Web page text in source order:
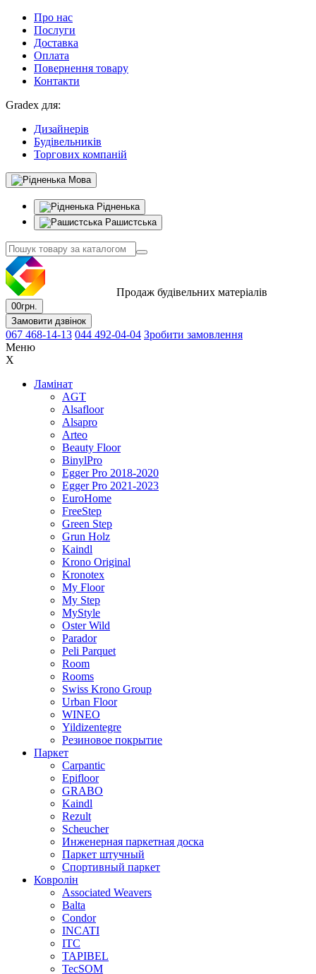
Про нас
Послуги
Доставка
Оплата
Повернення товару
Контакти
Gradex для:
Дизайнерів
Будівельників
Торгових компаній
Мова
Рідненька
Рашистська
Продаж будівельних матеріалів
00грн.
Замовити дзвінок
067 468-14-13 044 492-04-04 Зробити замовлення
Меню
X
Ламінат
AGT
Alsafloor
Alsapro
Arteo
Beauty Floor
BinylPro
Egger Pro 2018-2020
Egger Pro 2021-2023
EuroHome
FreeStep
Green Step
Grun Holz
Kaindl
Krono Original
Kronotex
My Floor
My Step
MyStyle
Oster Wild
Parador
Peli Parquet
Room
Rooms
Swiss Krono Group
Urban Floor
WINEO
Yildizentegre
Резиновое покрытие
Паркет
Carpantic
Epifloor
GRABO
Kaindl
Rezult
Scheucher
Инженерная паркетная доска
Паркет штучный
Спортивный паркет
Ковролін
Associated Weavers
Balta
Condor
INCATI
ITC
TAPIBEL
TecSOM